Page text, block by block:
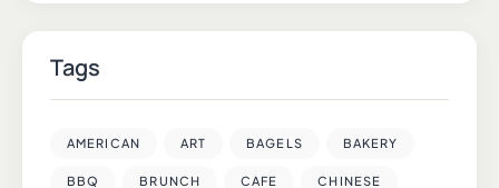
Tags
AMERICAN ART BAGELS BAKERY
BBQ BRUNCH CAFE CHINESE